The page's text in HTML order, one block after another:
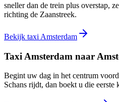
sneller dan de trein plus overstap,
richting de Zaanstreek.
Bekijk taxi Amsterdam
Taxi Amsterdam naar
Begint uw dag in het centrum
Schans rijdt, dan boekt u die eerste